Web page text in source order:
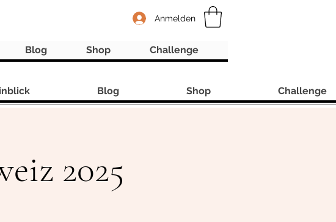
Anmelden
Blog Shop Challenge
2025
Blog Shop Challenge